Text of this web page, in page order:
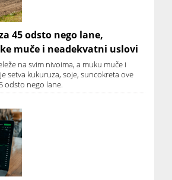
45 odsto nego lane,
muče i neadekvatni uslovi
na svim nivoima, a muku muče i
setva kukuruza, soje, suncokreta ove
odsto nego lane.